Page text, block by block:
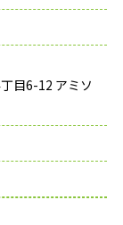
目6-12 アミソ